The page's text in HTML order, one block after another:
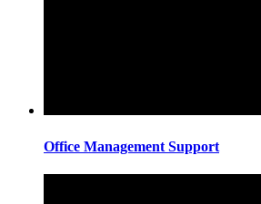
Office Management Support